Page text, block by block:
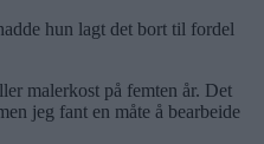
hun lagt det bort til fordel
malerkost på femten år. Det
jeg fant en måte å bearbeide